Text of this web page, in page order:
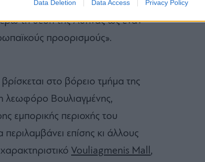
Data Deletion Data Access Privacy Policy
παγκόσμιας κλάσης στο
τη θέση της Αθήνας ως έναν
προορισμούς».
στο βόρειο τμήμα της
λεωφόρο Βουλιαγμένης,
εμπορικής περιοχής του
περιλαμβάνει επίσης κι άλλους
Vouliagmenis Mall ,